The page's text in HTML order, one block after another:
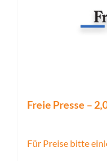
Freie Presse –
Für Preise bitte